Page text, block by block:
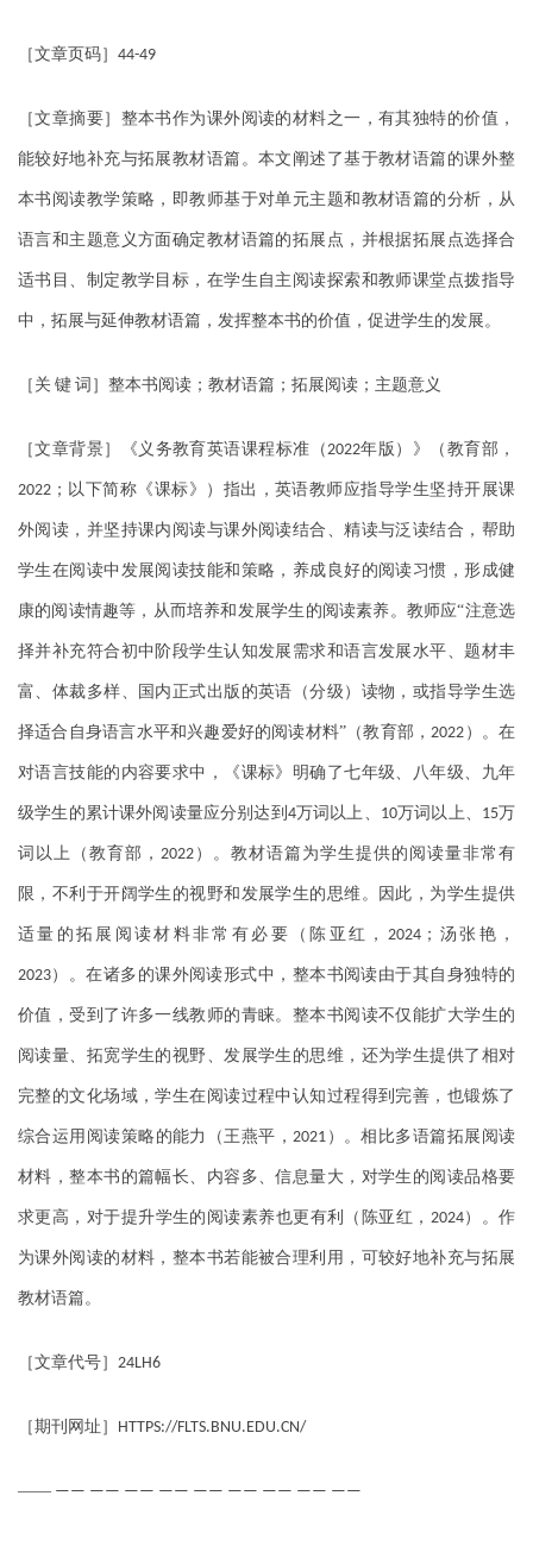
［文章页码］ 44-49
［文章摘要］整本书作为课外阅读的材料之一，有其独特的价值，
能较好地补充与拓展教材语篇。本文阐述了基于教材语篇的课外整
本书阅读教学策略，即教师基于对单元主题和教材语篇的分析，从
语言和主题意义方面确定教材语篇的拓展点，并根据拓展点选择合
适书目、制定教学目标，在学生自主阅读探索和教师课堂点拨指导
中，拓展与延伸教材语篇，发挥整本书的价值，促进学生的发展。
［关 键 词］整本书阅读；教材语篇；拓展阅读；主题意义
［文章背景］《义务教育英语课程标准（2022年版）》（教育部，
2022 ；以下简称《课标》）指出，英语教师应指导学生坚持开展课
外阅读，并坚持课内阅读与课外阅读结合、精读与泛读结合，帮助
学生在阅读中发展阅读技能和策略，养成良好的阅读习惯，形成健
康的阅读情趣等，从而培养和发展学生的阅读素养。教师应“注意选
择并补充符合初中阶段学生认知发展需求和语言发展水平、题材丰
富、体裁多样、国内正式出版的英语（分级）读物，或指导学生选
择适合自身语言水平和兴趣爱好的阅读材料”（教育部， 2022 ）。在
对语言技能的内容要求中，《课标》明确了七年级、八年级、九年
级学生的累计课外阅读量应分别达到 4万词以上、 10万词以上、 15万
词以上（教育部， 2022 ）。教材语篇为学生提供的阅读量非常有
限，不利于开阔学生的视野和发展学生的思维。因此，为学生提供
适量的拓展阅读材料非常有必要（陈亚红， 2024；汤张艳，
2023）。在诸多的课外阅读形式中，整本书阅读由于其自身独特的
价值，受到了许多一线教师的青睐。整本书阅读不仅能扩大学生的
阅读量、拓宽学生的视野、发展学生的思维，还为学生提供了相对
完整的文化场域，学生在阅读过程中认知过程得到完善，也锻炼了
综合运用阅读策略的能力（王燕平， 2021 ）。相比多语篇拓展阅读
材料，整本书的篇幅长、内容多、信息量大，对学生的阅读品格要
求更高，对于提升学生的阅读素养也更有利（陈亚红， 2024）。作
为课外阅读的材料，整本书若能被合理利用，可较好地补充与拓展
教材语篇。
［文章代号］ 24LH6
［期刊网址］ HTTPS://FLTS.BNU.EDU.CN/
—— —— —— —— —— —— —— —— —— ——